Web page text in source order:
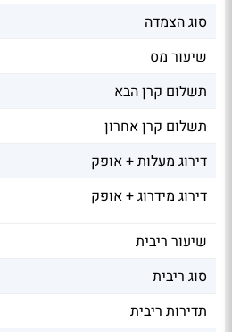
סוג הצמדה
שיעור מס
תשלום קרן הבא
תשלום קרן אחרון
דירוג מעלות + אופק
דירוג מידרוג + אופק
שיעור ריבית
סוג ריבית
תדירות ריבית